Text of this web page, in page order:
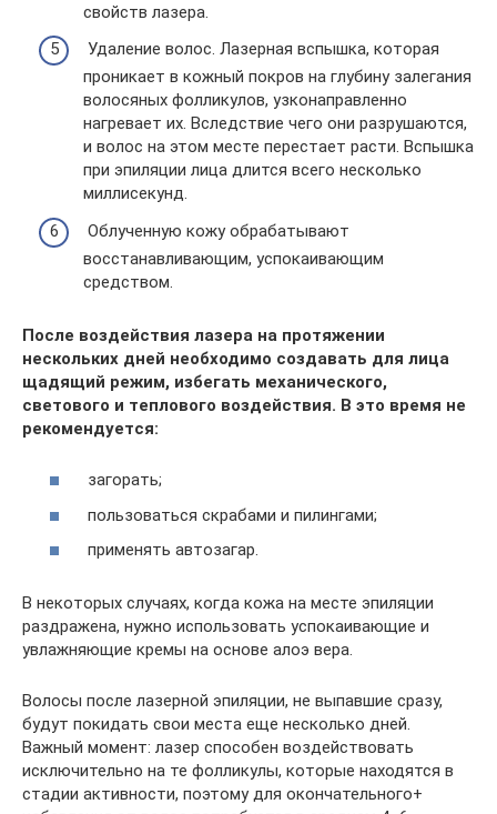
свойств лазера.
Удаление волос. Лазерная вспышка, которая
проникает в кожный покров на глубину залегания
волосяных фолликулов, узконаправленно
нагревает их. Вследствие чего они разрушаются,
и волос на этом месте перестает расти. Вспышка
при эпиляции лица длится всего несколько
миллисекунд.
Облученную кожу обрабатывают
восстанавливающим, успокаивающим
средством.
После воздействия лазера на протяжении
нескольких дней необходимо создавать для лица
щадящий режим, избегать механического,
светового и теплового воздействия. В это время не
рекомендуется:
загорать;
пользоваться скрабами и пилингами;
применять автозагар.
В некоторых случаях, когда кожа на месте эпиляции
раздражена, нужно использовать успокаивающие и
увлажняющие кремы на основе алоэ вера.
Волосы после лазерной эпиляции, не выпавшие сразу,
будут покидать свои места еще несколько дней.
Важный момент: лазер способен воздействовать
исключительно на те фолликулы, которые находятся в
стадии активности, поэтому для окончательного+